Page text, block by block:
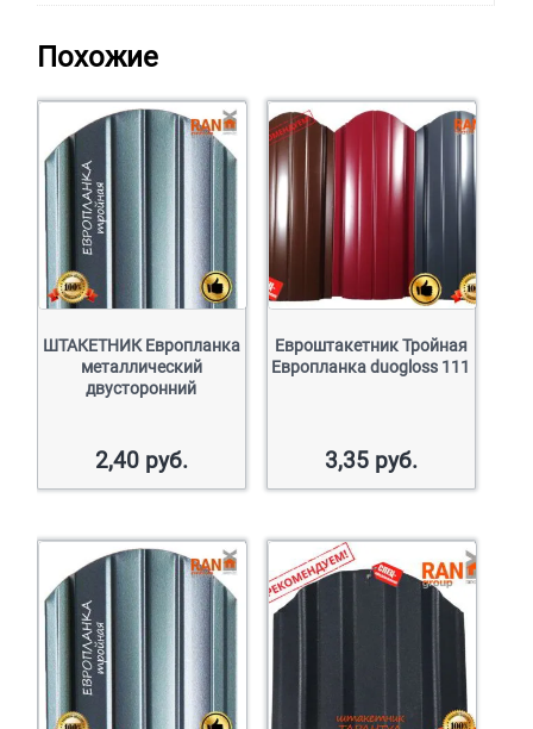
Похожие
ШТАКЕТНИК Европланка
металлический
двусторонний
2,40 руб.
Евроштакетник Тройная
Европланка duogloss 111
3,35 руб.